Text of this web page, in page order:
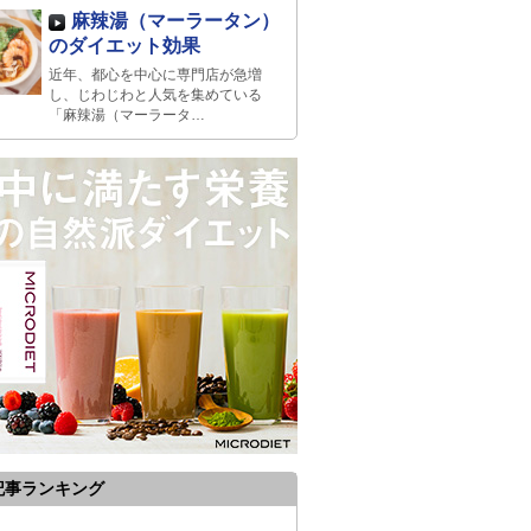
麻辣湯（マーラータン）
のダイエット効果
近年、都心を中心に専門店が急増
し、じわじわと人気を集めている
「麻辣湯（マーラータ…
事ランキング